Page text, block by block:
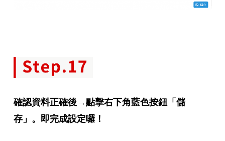
確認資料正確後→點擊右下角藍色按鈕「儲
存」。即完成設定囉！